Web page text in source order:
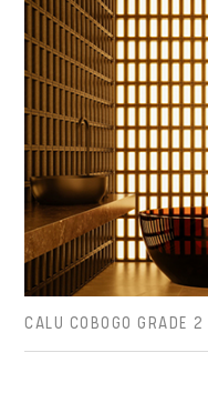
CALU COBOGO GRADE 2